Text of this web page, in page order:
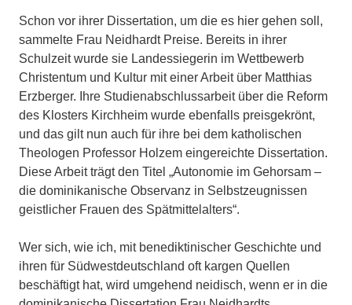
Schon vor ihrer Dissertation, um die es hier gehen soll,
sammelte Frau Neidhardt Preise. Bereits in ihrer
Schulzeit wurde sie Landessiegerin im Wettbewerb
Christentum und Kultur mit einer Arbeit über Matthias
Erzberger. Ihre Studienabschlussarbeit über die Reform
des Klosters Kirchheim wurde ebenfalls preisgekrönt,
und das gilt nun auch für ihre bei dem katholischen
Theologen Professor Holzem eingereichte Dissertation.
Diese Arbeit trägt den Titel „Autonomie im Gehorsam –
die dominikanische Observanz in Selbstzeugnissen
geistlicher Frauen des Spätmittelalters“.
Wer sich, wie ich, mit benediktinischer Geschichte und
ihren für Südwestdeutschland oft kargen Quellen
beschäftigt hat, wird umgehend neidisch, wenn er in die